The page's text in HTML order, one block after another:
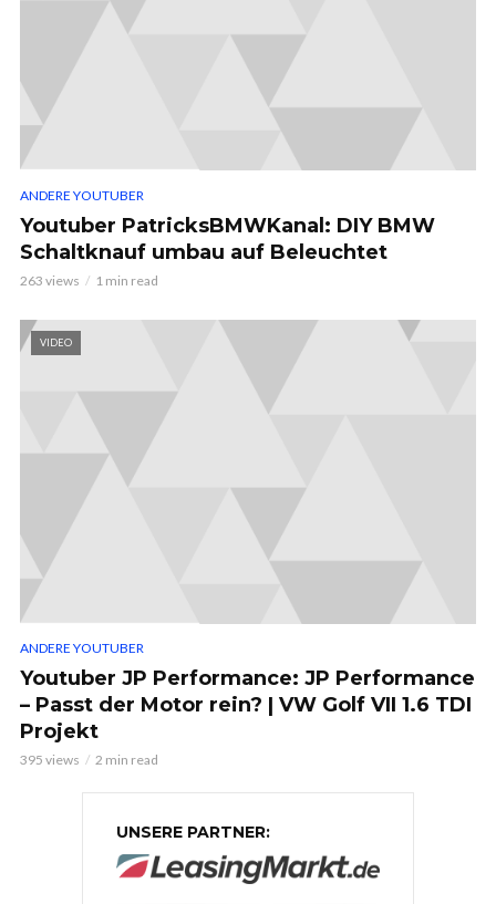
ANDERE YOUTUBER
Youtuber PatricksBMWKanal: DIY BMW
Schaltknauf umbau auf Beleuchtet
263 views 1 min read
VIDEO
ANDERE YOUTUBER
Youtuber JP Performance: JP Performance
– Passt der Motor rein? | VW Golf VII 1.6 TDI
Projekt
395 views 2 min read
UNSERE PARTNER: